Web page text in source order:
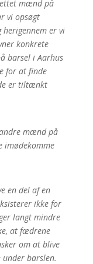
mænd på
vi opsøgt
er vi
konkrete
barsel i Aarhus
for at finde
er tiltænkt
mænd på
imødekomme
en del af en
ikke for
langt mindre
at fædrene
om at blive
barslen.